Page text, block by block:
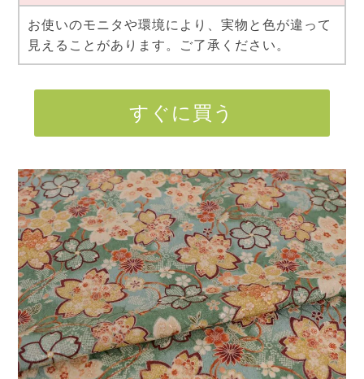
お使いのモニタや環境により、実物と色が違って
見えることがあります。ご了承ください。
すぐに買う